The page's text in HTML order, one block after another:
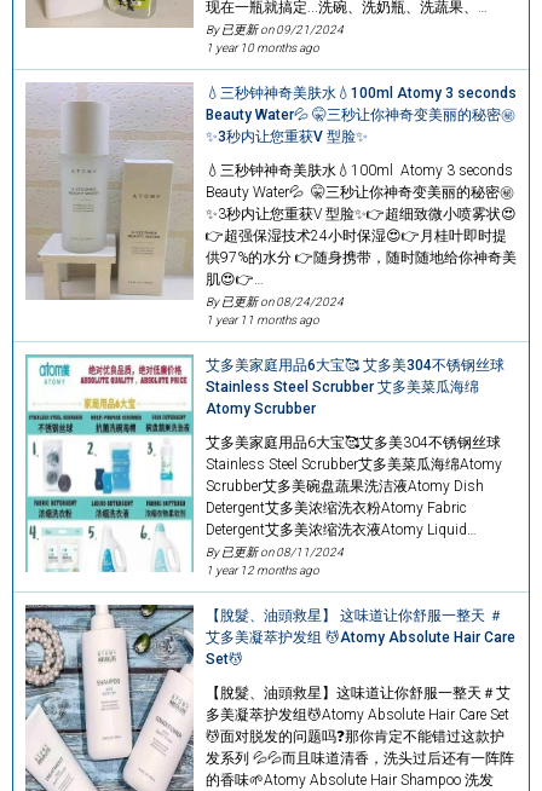
现在一瓶就搞定...洗碗、洗奶瓶、洗蔬果、…
By 已更新 on09/21/2024
1 year 10 months ago
💧三秒钟神奇美肤水💧100ml Atomy 3 seconds
Beauty Water💦 🤫三秒让你神奇变美丽的秘密㊙
✨3秒内让您重获V 型脸✨
💧三秒钟神奇美肤水💧100ml Atomy 3 seconds
Beauty Water💦 🤫三秒让你神奇变美丽的秘密㊙
✨3秒内让您重获V 型脸✨👉超细致微小喷雾状😍
👉超强保湿技术24小时保湿😍👉月桂叶即时提
供97%的水分 👉随身携带，随时随地给你神奇美
肌😍👉…
By 已更新 on08/24/2024
1 year 11 months ago
艾多美家庭用品6大宝🥰 艾多美304不锈钢丝球
Stainless Steel Scrubber 艾多美菜瓜海绵
Atomy Scrubber
艾多美家庭用品6大宝🥰艾多美304不锈钢丝球
Stainless Steel Scrubber艾多美菜瓜海绵Atomy
Scrubber艾多美碗盘蔬果洗洁液Atomy Dish
Detergent艾多美浓缩洗衣粉Atomy Fabric
Detergent艾多美浓缩洗衣液Atomy Liquid…
By 已更新 on08/11/2024
1 year 12 months ago
【脫髮、油頭救星】 这味道让你舒服一整天 ＃
艾多美凝萃护发组 💆Atomy Absolute Hair Care
Set💆
【脫髮、油頭救星】这味道让你舒服一整天＃艾
多美凝萃护发组💆Atomy Absolute Hair Care Set
💆面对脱发的问题吗❓那你肯定不能错过这款护
发系列 💦💦而且味道清香，洗头过后还有一阵阵
的香味🌱Atomy Absolute Hair Shampoo 洗发